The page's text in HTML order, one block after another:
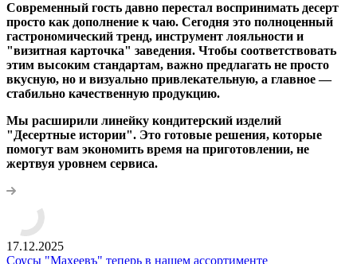
Современный гость давно перестал воспринимать десерт
просто как дополнение к чаю. Сегодня это полноценный
гастрономический тренд, инструмент лояльности и
"визитная карточка" заведения. Чтобы соответствовать
этим высоким стандартам, важно предлагать не просто
вкусную, но и визуально привлекательную, а главное —
стабильно качественную продукцию.
Мы расширили линейку кондитерский изделий
"Десертные истории". Это готовые решения, которые
помогут вам экономить время на приготовлении, не
жертвуя уровнем сервиса.
17.12.2025
Соусы "Махеевъ" теперь в нашем ассортименте